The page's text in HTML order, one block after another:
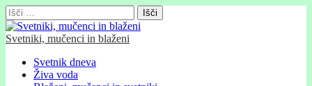
Išči:
Svetniki, mučenci in blaženi
Glavni
meni
Skip
Svetnik dneva
Živa voda